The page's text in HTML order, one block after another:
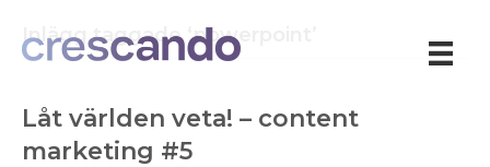
Inlägg taggade ‘powerpoint’
Låt världen veta! – content
marketing #5